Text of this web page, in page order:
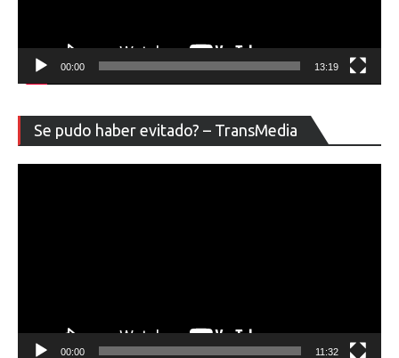
00:00 13:19
Se pudo haber evitado? – TransMedia
de
00:00 11:32